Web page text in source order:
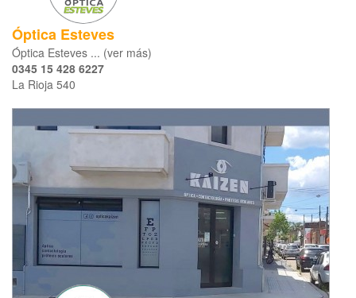
Óptica Esteves
Óptica Esteves ... (ver más)
0345 15 428 6227
La Rioja 540